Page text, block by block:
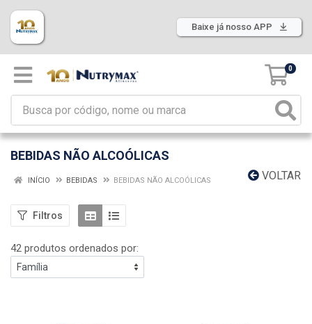
Baixe já nosso APP
0
BEBIDAS NÃO ALCOÓLICAS
VOLTAR
INÍCIO BEBIDAS BEBIDAS NÃO ALCOÓLICAS
Filtros
42 produtos ordenados por: